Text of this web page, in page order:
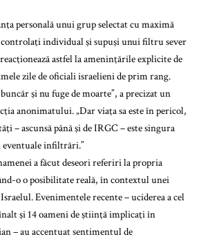
personală unui grup selectat cu maximă
individual şi supuşi unui filtru sever
astfel la ameninţările explicite de
zile de oficiali israelieni de prim rang.
şi nu fuge de moarte”, a precizat un
anonimatului. „Dar viaţa sa este în pericol,
– ascunsă până şi de IRGC – este singura
infiltrări.”
a făcut deseori referiri la propria
o o posibilitate reală, în contextul unei
Evenimentele recente – uciderea a cel
şi 14 oameni de ştiinţă implicaţi în
– au accentuat sentimentul de